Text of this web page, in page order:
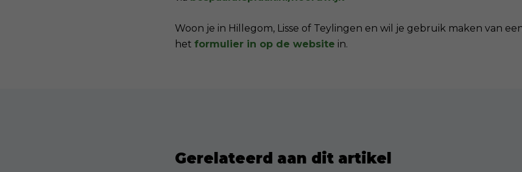
Woon je in Hillegom, Lisse of Teylingen en wil je gebruik maken van
het formulier in op de website in.
Gerelateerd aan dit artikel